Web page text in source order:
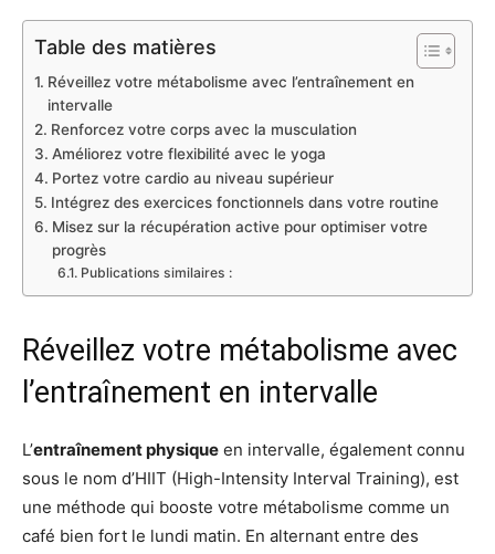
Table des matières
Réveillez votre métabolisme avec l’entraînement en
intervalle
Renforcez votre corps avec la musculation
Améliorez votre flexibilité avec le yoga
Portez votre cardio au niveau supérieur
Intégrez des exercices fonctionnels dans votre routine
Misez sur la récupération active pour optimiser votre
progrès
Publications similaires :
Réveillez votre métabolisme avec
l’entraînement en intervalle
L’entraînement physique en intervalle, également connu
sous le nom d’HIIT (High-Intensity Interval Training), est
une méthode qui booste votre métabolisme comme un
café bien fort le lundi matin. En alternant entre des